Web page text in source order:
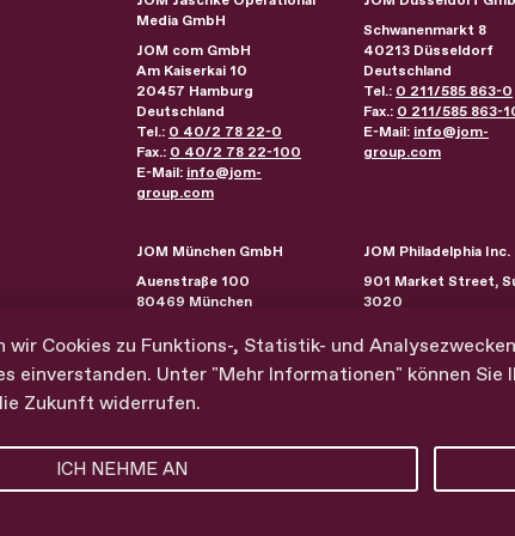
Media GmbH
JOM com GmbH
Am Kaiserkai 10
20457 Hamburg
Deutschland
Tel.: 0 40/2 78 22-0
Fax.: 0 40/2 78 22-100
E-Mail: info@jom-
group.com
Schwanenmarkt 8
40213 Düsseldorf
Deutschland
Tel.: 0 211/585 863-0
Fax.: 0 211/585 863-
E-Mail: info@jom-
group.com
JOM München GmbH
Auenstraße 100
80469 München
Tel.:0 89/230 21 44-0
E-Mail:info@jom-
group.com
JOM Philadelphia Inc.
901 Market Street,
3020
Vereinigte Staaten
© 2026 JOM Group
Cookies zu Funktions-, Statistik- und
einverstanden. Unter "Mehr Informationen" können
Zukunft widerrufen.
ICH NEHME AN